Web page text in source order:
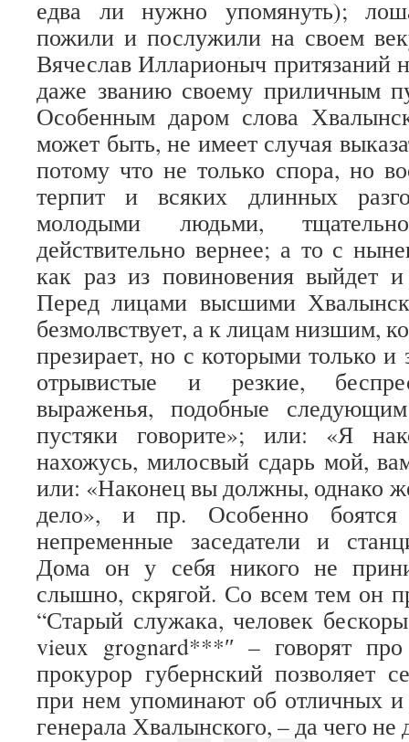
едва ли нужно упомянуть);
пожили и послужили на своем
Вячеслав Илларионыч притязаний
даже званию своему приличным
Особенным даром слова
может быть, не имеет случая
потому что не только спора, но
терпит и всяких длинных
молодыми людьми,
действительно вернее; а то с
как раз из повиновения выйдет
Перед лицами высшими
безмолвствует, а к лицам низшим,
презирает, но с которыми только и
отрывистые и резкие,
выраженья, подобные
пустяки говорите»; или: «Я
нахожусь, милосвый сдарь мой,
или: «Наконец вы должны, однако
дело», и пр. Особенно боятся
непременные заседатели и
Дома он у себя никого не
слышно, скрягой. Со всем тем он
“Старый служака, человек
vieux grognard***″ – говорят
прокурор губернский позволяет
при нем упоминают об отличных и
генерала Хвалынского, – да чего не